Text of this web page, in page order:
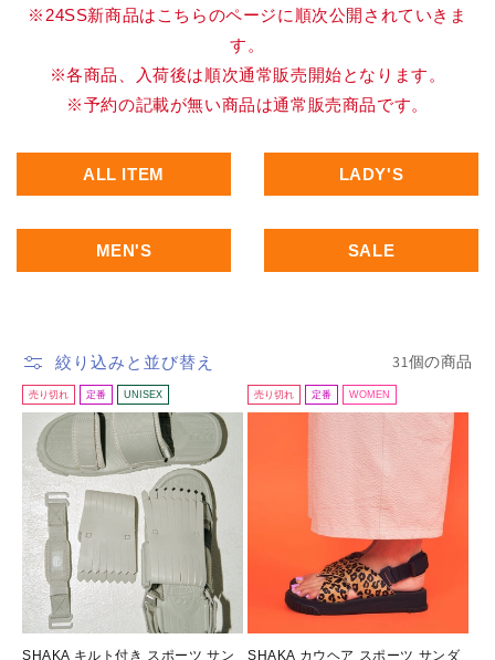
※24SS新商品はこちらのページに順次公開されていきま
す。
※各商品、入荷後は順次通常販売開始となります。
※予約の記載が無い商品は通常販売商品です。
ALL ITEM LADY'S
MEN'S SALE
絞り込みと並び替え 31個の商品
売り切れ 定番 UNISEX
SHAKA キルト付き スポーツ サン
売り切れ 定番 WOMEN
SHAKA カウヘア スポーツ サンダ